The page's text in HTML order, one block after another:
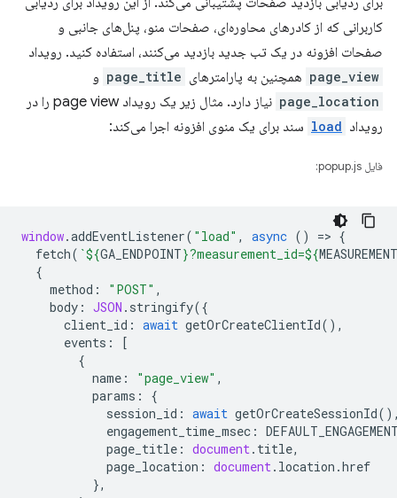
کاربرانی که از کادرهای محاوره‌ای، صفحات منو، پنل‌های جانبی و
صفحات افزونه در یک تب جدید بازدید می‌کنند، استفاده کنید. رویداد
page_view همچنین به پارامترهای page_title و
page_location
نیاز دارد. مثال زیر یک رویداد page view را در
رویداد load سند برای یک منوی افزونه اجرا می‌کند:
فایل popup.js:
window.addEventListener( "load" , async () => {
fetch( `${GA_ENDPOINT}?measurement_id=${
{
method : "POST" ,
body : JSON . stringify({
client_id : await getOrCreateClientId(),
events :
[
{
name : "page_view" ,
params :
{
session_id : await getOrCreateSessionId
engagement_time_msec :
page_title : document. title,
page_location : document. location .href
},